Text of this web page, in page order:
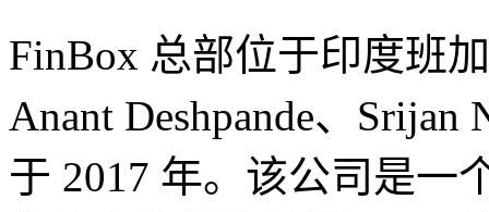
FinBox 总部位于印度班
Anant Deshpande、
于 2017 年。该公司是一